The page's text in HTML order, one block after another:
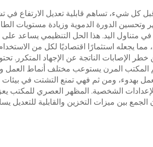
كل شيء، تساهم قابلية تعديل الارتفاع
الدورة الدموية وزيادة مستويات
متناول اليد. هذا الحل التنظيمي يساعد
يجعله استثمارًا اقتصاديًا لكل من
الناتجة عن الإجهاد المتكرر. تحتوي
المكتب المرن يستوعب مختلف أنماط العمل
بهدوء، ومن ثم فهي تمنع التشتت في
الشخصية. المظهر العصري للمكتب
بين ميزات التخزين والقابلية